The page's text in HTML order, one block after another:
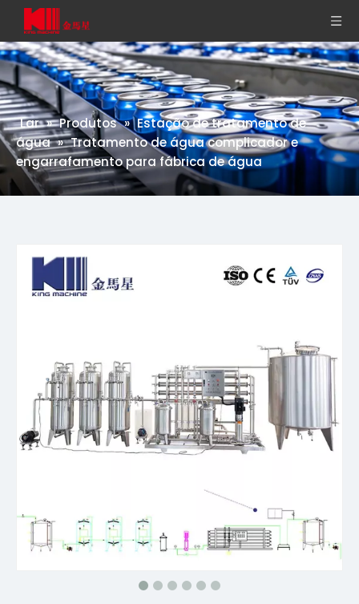
Lar » Produtos » Estação de tratamento de
água » Tratamento de água complicador e
engarrafamento para fábrica de água